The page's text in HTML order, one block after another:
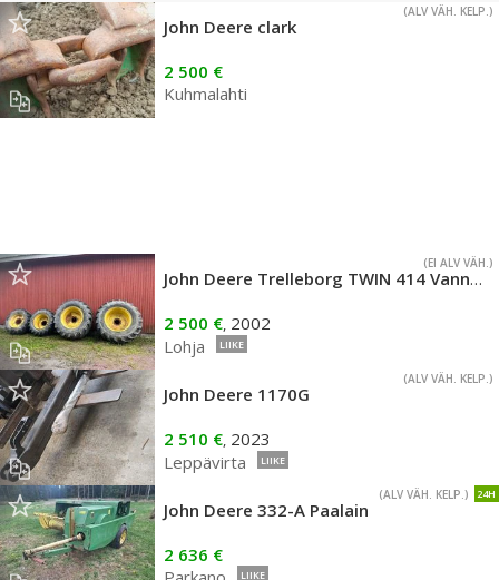
(ALV VÄH. KELP.)
John Deere clark
2 500 €
Kuhmalahti
(EI ALV VÄH.)
John Deere Trelleborg TWIN 414 Vannesarja
2 500 €, 2002
Lohja
LIIKE
(ALV VÄH. KELP.)
John Deere 1170G
2 510 €, 2023
Leppävirta
LIIKE
24H
(ALV VÄH. KELP.)
John Deere 332-A Paalain
2 636 €
LIIKE